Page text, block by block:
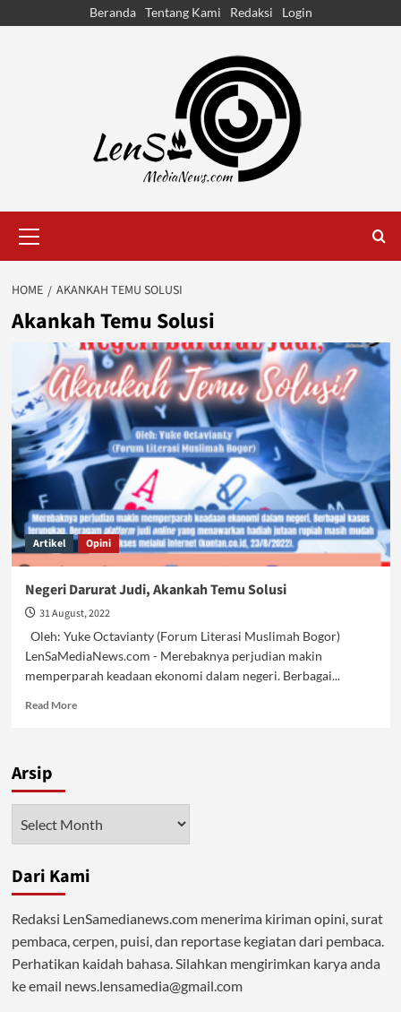
Beranda Tentang Kami Redaksi Login
Menu
HOME AKANKAH TEMU SOLUSI
Akankah Temu Solusi
Artikel Opini
Negeri Darurat Judi, Akankah Temu Solusi
31 August, 2022
Oleh: Yuke Octavianty (Forum Literasi Muslimah Bogor)
LenSaMediaNews.com - Merebaknya perjudian makin
memperparah keadaan ekonomi dalam negeri. Berbagai...
Read MoreRead
Akankah
Temu
Arsip
Dari Kami
Redaksi LenSamedianews.com menerima kiriman opini, surat
pembaca, cerpen, puisi, dan reportase kegiatan dari pembaca.
Perhatikan kaidah bahasa. Silahkan mengirimkan karya anda
ke email news.lensamedia@gmail.com